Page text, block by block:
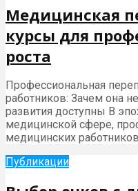
Медицинская
курсы для
роста
Профессиональная
работников: Зачем она
развития доступны В
медицинской сфере,
медицинских
Публикации